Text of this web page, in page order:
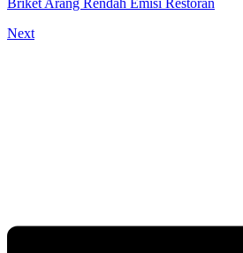
Briket Arang Rendah Emisi Restoran
Next